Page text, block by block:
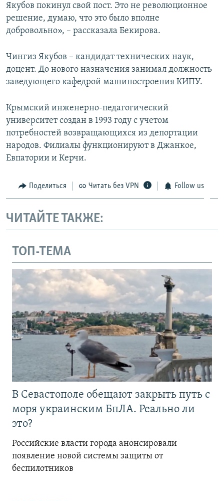
КРЫМ.НЕПОКОРЕННЫЙ
ELIFBE
Все сайты RFE/RL
Якубов покинул свой пост. Это не революционное
решение, думаю, что это было вполне
добровольно», – рассказала Бекирова.
Чингиз Якубов – кандидат технических наук,
доцент. До нового назначения занимал должность
заведующего кафедрой машиностроения КИПУ.
Крымский инженерно-педагогический
университет создан в 1993 году с учетом
потребностей возвращающихся из депортации
народов. Филиалы функционируют в Джанкое,
Евпатории и Керчи.
Поделиться Читать без VPN Follow us
ЧИТАЙТЕ ТАКЖЕ:
ТОП-ТЕМА
В Севастополе обещают закрыть путь с
моря украинским БпЛА. Реально ли
это?
Российские власти города анонсировали
появление новой системы защиты от
беспилотников